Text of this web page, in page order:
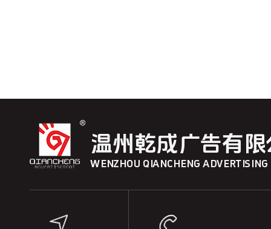
温州乾成广告有限
WENZHOU QIANCHENG ADVERTISING